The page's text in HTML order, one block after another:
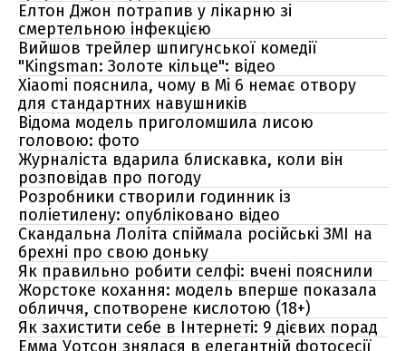
Елтон Джон потрапив у лікарню зі
смертельною інфекцією
Вийшов трейлер шпигунської комедії
"Kingsman: Золоте кільце": відео
Xiaomi пояснила, чому в Mi 6 немає отвору
для стандартних навушників
Відома модель приголомшила лисою
головою: фото
Журналіста вдарила блискавка, коли він
розповідав про погоду
Розробники створили годинник із
поліетилену: опубліковано відео
Скандальна Лоліта спіймала російські ЗМІ на
брехні про свою доньку
Як правильно робити селфі: вчені пояснили
Жорстоке кохання: модель вперше показала
обличчя, спотворене кислотою (18+)
Як захистити себе в Інтернеті: 9 дієвих порад
Емма Уотсон знялася в елегантній фотосесії